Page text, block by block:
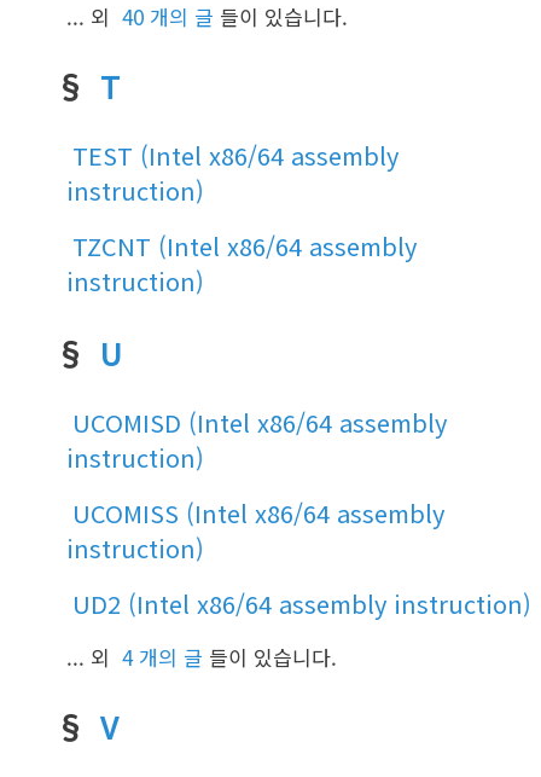
... 외 40 개의 글 들이 있습니다.
§ T
TEST (Intel x86/64 assembly
instruction)
TZCNT (Intel x86/64 assembly
instruction)
§ U
UCOMISD (Intel x86/64 assembly
instruction)
UCOMISS (Intel x86/64 assembly
instruction)
UD2 (Intel x86/64 assembly instruction)
... 외 4 개의 글 들이 있습니다.
§ V